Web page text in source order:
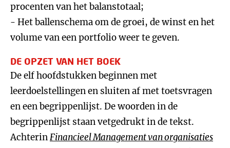
procenten van het balanstotaal;
- Het ballenschema om de groei, de winst en het
volume van een portfolio weer te geven.
DE OPZET VAN HET BOEK
De elf hoofdstukken beginnen met
leerdoelstellingen en sluiten af met toetsvragen
en een begrippenlijst. De woorden in de
begrippenlijst staan vetgedrukt in de tekst.
AchterinFinancieel Management van organisaties